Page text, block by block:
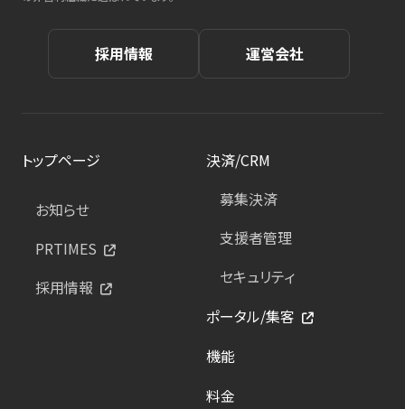
採用情報 運営会社
トップページ
お知らせ
PRTIMES
採用情報
決済/CRM
募集決済
支援者管理
セキュリティ
ポータル/集客
機能
料金